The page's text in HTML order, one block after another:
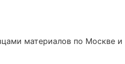
материалов по Москве